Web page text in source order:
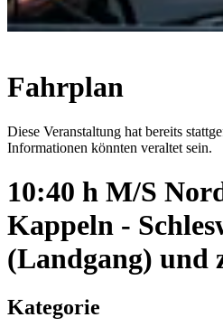
Fahrplan
Diese Veranstaltung hat bereits
Informationen könnten veraltet sein.
10:40 h M/S
Kappeln -
(Landgang) und
Kategorie